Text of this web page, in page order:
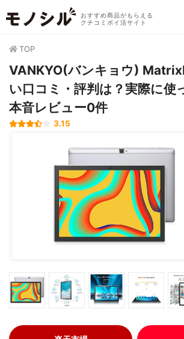
おすすめ商品がもらえる
クチコミポイ活サイト
TOP
VANKYO(バンキョウ)
い口コミ・評判は？実際に使
本音レビュー0件
3.15